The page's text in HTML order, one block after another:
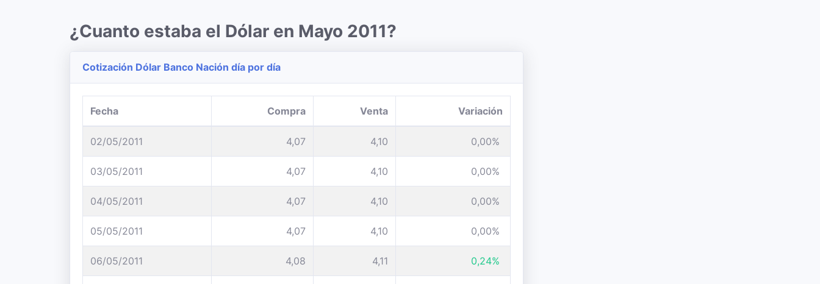
¿Cuanto estaba el Dólar en Mayo 2011?
Cotización Dólar Banco Nación día por día
Fecha Compra Venta Variación
02/05/2011 4,07 4,10 0,00%
03/05/2011 4,07 4,10 0,00%
04/05/2011 4,07 4,10 0,00%
05/05/2011 4,07 4,10 0,00%
06/05/2011 4,08 4,11 0,24%